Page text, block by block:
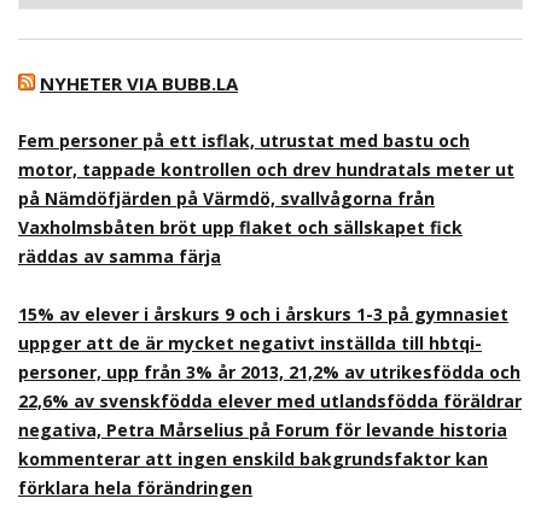
NYHETER VIA BUBB.LA
Fem personer på ett isflak, utrustat med bastu och
motor, tappade kontrollen och drev hundratals meter ut
på Nämdöfjärden på Värmdö, svallvågorna från
Vaxholmsbåten bröt upp flaket och sällskapet fick
räddas av samma färja
15% av elever i årskurs 9 och i årskurs 1-3 på gymnasiet
uppger att de är mycket negativt inställda till hbtqi-
personer, upp från 3% år 2013, 21,2% av utrikesfödda och
22,6% av svenskfödda elever med utlandsfödda föräldrar
negativa, Petra Mårselius på Forum för levande historia
kommenterar att ingen enskild bakgrundsfaktor kan
förklara hela förändringen